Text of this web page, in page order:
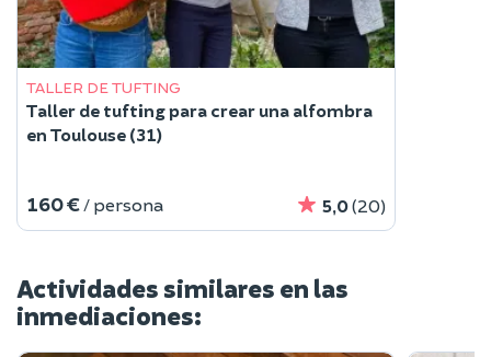
TALLER DE TUFTING
Taller de tufting para crear una alfombra
en Toulouse (31)
160 € / persona 5,0(20)
Actividades similares en las
inmediaciones: